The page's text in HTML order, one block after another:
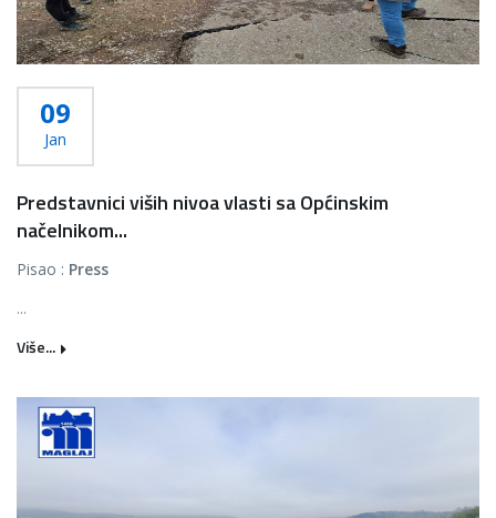
09
Jan
Predstavnici viših nivoa vlasti sa Općinskim
načelnikom...
Pisao : Press
...
Više...